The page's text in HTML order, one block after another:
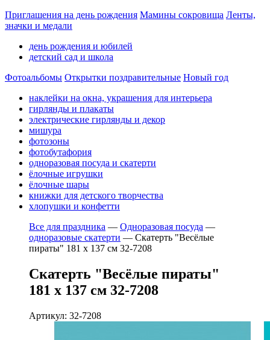
Приглашения на день рождения Мамины сокровища Ленты,
значки и медали
день рождения и юбилей
детский сад и школа
Фотоальбомы Открытки поздравительные Новый год
наклейки на окна, украшения для интерьера
гирлянды и плакаты
электрические гирлянды и декор
мишура
фотозоны
фотобутафория
одноразовая посуда и скатерти
ёлочные игрушки
ёлочные шары
книжки для детского творчества
хлопушки и конфетти
Все для праздника — Одноразовая посуда —
одноразовые скатерти — Скатерть "Весёлые
пираты" 181 х 137 см 32-7208
Скатерть "Весёлые пираты"
181 х 137 см 32-7208
Артикул: 32-7208